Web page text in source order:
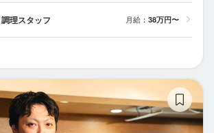
理スタッフ 月給： 38万円〜